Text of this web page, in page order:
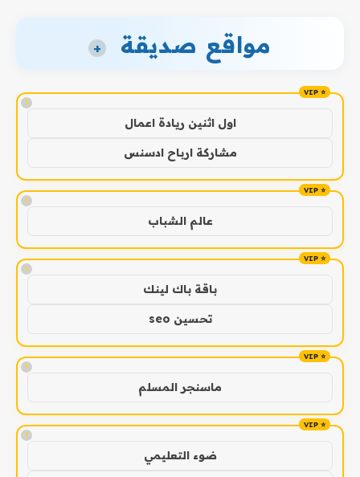
مواقع صديقة +
!
اول اثنين ريادة اعمال
مشاركة ارباح ادسنس
!
عالم الشباب
!
باقة باك لينك
تحسين seo
!
ماسنجر المسلم
!
ضوء التعليمي